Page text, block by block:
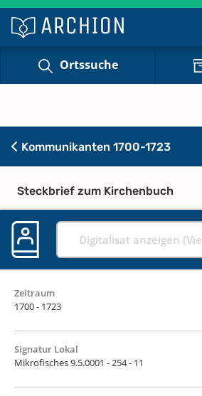
Ortssuche
Kommunikanten 1700-1723
Steckbrief zum Kirchenbuch
Digitalisat anzeigen
Zeitraum
1700 - 1723
Signatur Lokal
Mikrofisches 9.5.0001 - 254 - 11